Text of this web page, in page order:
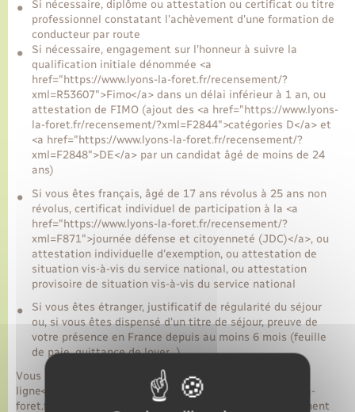
Si nécessaire, diplôme ou attestation ou certificat ou titre
professionnel constatant l'achèvement d'une formation de
conducteur par route
Si nécessaire, engagement sur l'honneur à suivre la
qualification initiale dénommée <a
href="https://www.lyons-la-foret.fr/recensement/?
xml=R53607">Fimo</a> dans un délai inférieur à 1 an, ou
attestation de FIMO (ajout des <a href="https://www.lyons-
la-foret.fr/recensement/?xml=F2844">catégories D</a> et
<a href="https://www.lyons-la-foret.fr/recensement/?
xml=F2848">DE</a> par un candidat âgé de moins de 24
ans)
Si vous êtes français, âgé de 17 ans révolus à 25 ans non
révolus, certificat individuel de participation à la <a
href="https://www.lyons-la-foret.fr/recensement/?
xml=F871">journée défense et citoyenneté (JDC)</a>, ou
attestation individuelle d'exemption, ou attestation de
situation vis-à-vis du service national, ou attestation
provisoire de situation vis-à-vis du service national
Si vous êtes étranger, justificatif de régularité du séjour
ou, si vous êtes dispensé d'un titre de séjour, preuve de
votre présence en France depuis au moins 6 mois (feuille
de paie, quittance de loyer…)
Vous pouvez <span class="miseenevidence">suivre en
ligne</span> sur le site de l'<a href="https://www.lyons-la-
foret.fr/recensement/?xml=R50821">ANTS</a> l'avancement